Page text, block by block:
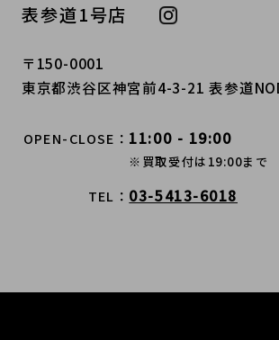
表参道1号店
〒150-0001
東京都渋谷区神宮前4-3-21 表参道
OPEN-CLOSE 11:00 - 19:00
※買取受付は19:00まで
TEL 03-5413-6018